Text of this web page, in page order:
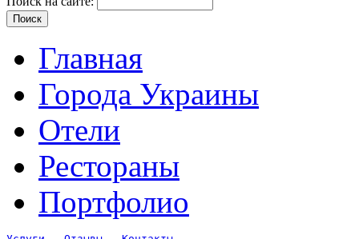
Главная
Города Украины
Отели
Рестораны
Портфолио